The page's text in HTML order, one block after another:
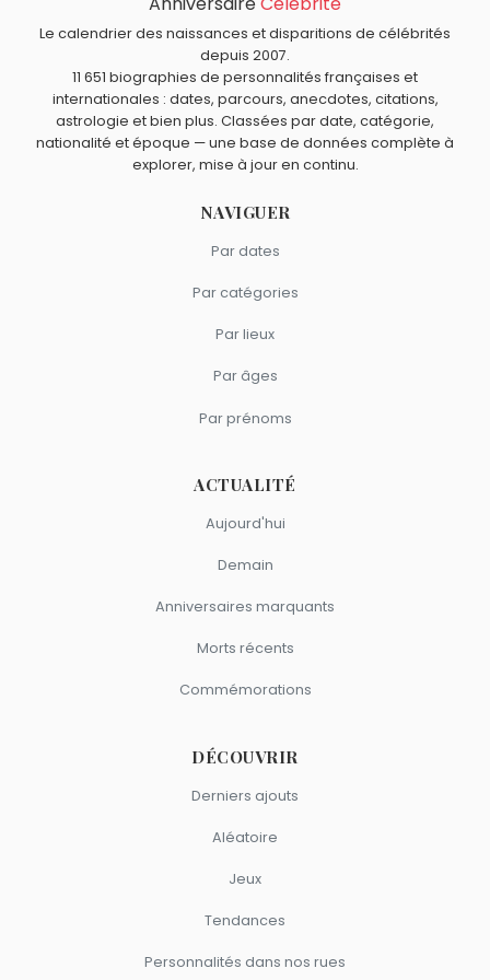
Kofi Annan,Henri Génès
Jean Pormanovesont morts le 18 août comme Auguste
de Villiers de l'Isle-Adam.
Quels écrivains français sont du signe Scorpion comme
Auguste de Villiers de l'Isle-Adam ?
Voltaire,Jacques Attali,Françoise Dolto,André Malraux
Henri Troyatsont du signe Scorpion.
Le calendrier des naissances et disparitions de célébrités
depuis 2007.
11 651 biographies de personnalités françaises et
internationales : dates, parcours, anecdotes, citations,
astrologie et bien plus. Classées par date, catégorie,
nationalité et époque — une base de données complète à
explorer, mise à jour en continu.
NAVIGUER
Par dates
Par catégories
Par lieux
Par âges
Par prénoms
ACTUALITÉ
Aujourd'hui
Demain
Anniversaires marquants
Morts récents
Commémorations
DÉCOUVRIR
Derniers ajouts
Aléatoire
Jeux
Tendances
Personnalités dans nos rues